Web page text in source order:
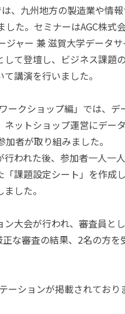
、九州地方の製造業や情
た。セミナーはAGC株式
ャー 兼 滋賀大学データ
て登壇し、ビジネス課題
講演を行いました。
ークショップ編」では、デ
ットショップ運営にデー
者が取り組みました。
われた後、参加者一人一
課題設定シート」を作成
した。
大会が行われ、審査員と
な審査の結果、2名の方を
ションが掲載されており